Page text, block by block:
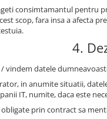
consimtamantul pentru
scop, fara insa a afecta
4.
vindem datele
in anumite situatii,
IT, numite, daca este
prin contract sa